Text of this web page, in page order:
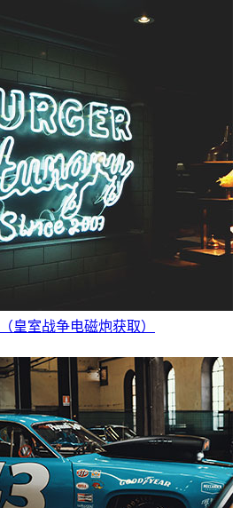
皇室战争电磁炮获取）